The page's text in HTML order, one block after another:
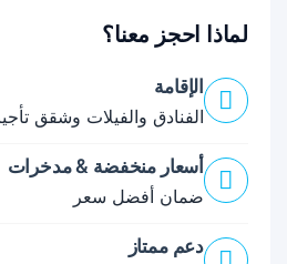
لماذا احجز معنا؟
الإقامة
الفنادق والفيلات وشقق
أسعار منخفضة & مدخرات
ضمان أفضل سعر
دعم ممتاز